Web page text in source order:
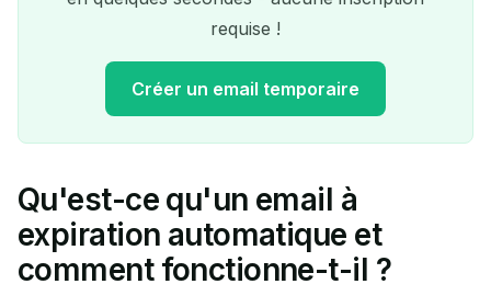
requise !
Créer un email temporaire
Votre adresse e-mail
temporaire :
Qu'est-ce qu'un email à
expiration automatique et
comment fonctionne-t-il ?